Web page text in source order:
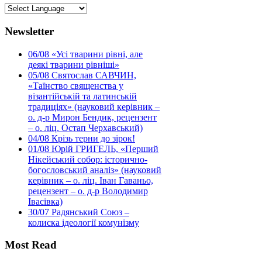
Newsletter
06/08 «Усі тварини рівні, але
деякі тварини рівніші»
05/08 Святослав САВЧИН,
«Таїнство священства у
візантійській та латинській
традиціях» (науковий керівник –
о. д-р Мирон Бендик, рецензент
– о. ліц. Остап Черхавський)
04/08 Крізь терни до зірок!
01/08 Юрій ГРИГЕЛЬ, «Перший
Нікейський собор: історично-
богословський аналіз» (науковий
керівник – о. ліц. Іван Гаваньо,
рецензент – о. д-р Володимир
Івасівка)
30/07 Радянський Союз –
колиска ідеології комунізму
Most Read